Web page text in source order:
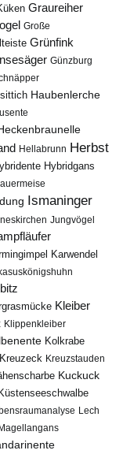
Graureiher
Große
Grünfink
Günzburg
Haubenlerche
Hellabrunn Herbst
Hybridgans
Ismaninger
Jungvögel
Karwendel
Kleiber
Klippenkleiber
Kolkrabe
Kreuzeck Kreuzstauden
Kuckuck
Küstenseeschwalbe
Lech
Magellangans